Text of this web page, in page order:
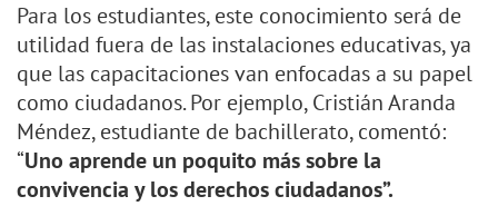
Para los estudiantes, este conocimiento será de
utilidad fuera de las instalaciones educativas, ya
que las capacitaciones van enfocadas a su papel
como ciudadanos. Por ejemplo, Cristián Aranda
Méndez, estudiante de bachillerato, comentó:
“Uno aprende un poquito más sobre la
convivencia y los derechos ciudadanos”.